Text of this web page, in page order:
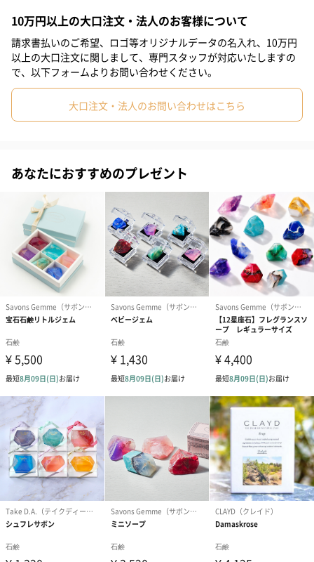
使い心地が良いのはもちろん、目で見て楽しい、香りも良い石鹸
そのまま使っても中の複雑な模様が楽しいですが、大きいので切
って使う楽しみ方も。
宝石のようにカットしてみるのも良いかもしれません。台所用の
包丁で気をつけてカットしてください。
※パッケージが異なる場合があります。
森石鹸
神奈川県茅ヶ崎市で、「洗うをもっと楽しく」をコンセプトに
2022年4月に立ち上げたばかりのブランドです。石鹸のデザイン
に関して海外のコンテスト（soap challange club）で何度も受賞
を重ねており、高い評価をいただいております。使い心地が良い
のはもちろん、目で見て楽しい、香りも良い石鹸を製造していま
す。
ブライダルギフトにも
箱を開けた瞬間から、カラフルで良い香りが立つので、とてもギ
#20代前半 #20代後半 #30代 #40代 #50代
#70代 #80代 #90代
10万円以上の大口注文・法人のお客様について
請求書払いのご希望、ロゴ等オリジナルデータの名入れ、10万円
以上の大口注文に関しまして、専門スタッフが対応いたしますの
で、以下フォームよりお問い合わせください。
大口注文・法人のお問い合わせはこちら
あなたにおすすめのプレゼント